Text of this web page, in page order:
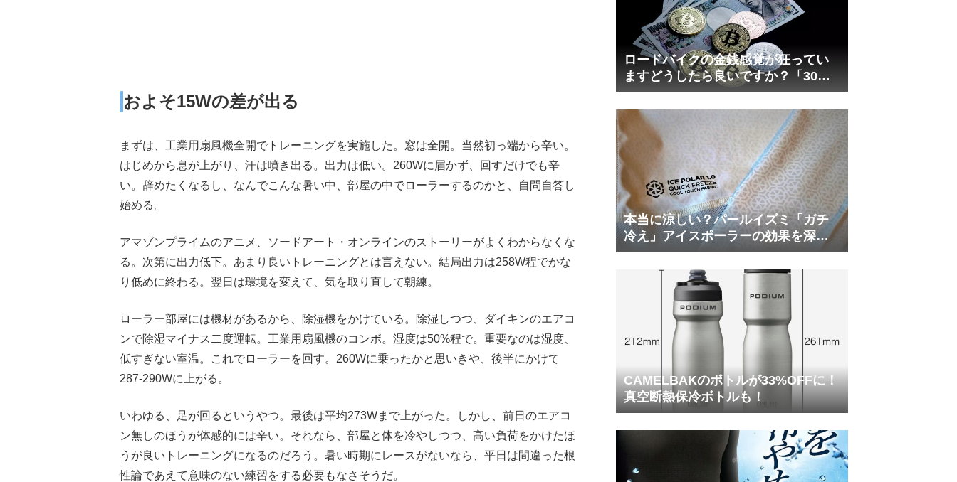
およそ15Wの差が出る
まずは、工業用扇風機全開でトレーニングを実施した。窓は全開。当然初っ端から辛い。
はじめから息が上がり、汗は噴き出る。出力は低い。260Wに届かず、回すだけでも辛
い。辞めたくなるし、なんでこんな暑い中、部屋の中でローラーするのかと、自問自答し
始める。
アマゾンプライムのアニメ、ソードアート・オンラインのストーリーがよくわからなくな
る。次第に出力低下。あまり良いトレーニングとは言えない。結局出力は258W程でかな
り低めに終わる。翌日は環境を変えて、気を取り直して朝練。
ローラー部屋には機材があるから、除湿機をかけている。除湿しつつ、ダイキンのエアコ
ンで除湿マイナス二度運転。工業用扇風機のコンボ。湿度は50%程で。重要なのは湿度、
低すぎない室温。これでローラーを回す。260Wに乗ったかと思いきや、後半にかけて
287-290Wに上がる。
いわゆる、足が回るというやつ。最後は平均273Wまで上がった。しかし、前日のエアコ
ン無しのほうが体感的には辛い。それなら、部屋と体を冷やしつつ、高い負荷をかけたほ
うが良いトレーニングになるのだろう。暑い時期にレースがないなら、平日は間違った根
性論であえて意味のない練習をする必要もなさそうだ。
ロードバイクの金銭感覚が狂ってい
ますどうしたら良いですか？「30万
円は安い」の正体
本当に涼しい？パールイズミ「ガチ
冷え」アイスポーラーの効果を深部
体温計COREで測ってみた
CAMELBAKのボトルが33%OFFに！
真空断熱保冷ボトルも！